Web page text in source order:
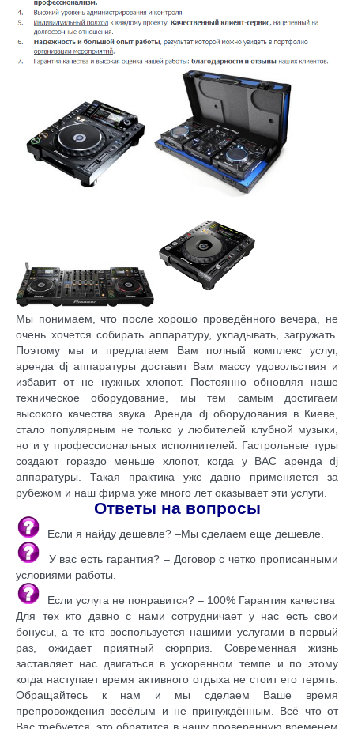
Мы понимаем, что после хорошо проведённого вечера, не
очень хочется собирать аппаратуру, укладывать, загружать.
Поэтому мы и предлагаем Вам полный комплекс услуг,
аренда dj аппаратуры доставит Вам массу удовольствия и
избавит от не нужных хлопот. Постоянно обновляя наше
техническое оборудование, мы тем самым достигаем
высокого качества звука. Аренда dj оборудования в Киеве,
стало популярным не только у любителей клубной музыки,
но и у профессиональных исполнителей. Гастрольные туры
создают гораздо меньше хлопот, когда у ВАС аренда dj
аппаратуры. Такая практика уже давно применяется за
рубежом и наш фирма уже много лет оказывает эти услуги.
Ответы на вопросы
Если я найду дешевле? –Мы сделаем еще дешевле.
У вас есть гарантия? – Договор с четко прописанными
условиями работы.
Если услуга не понравится? – 100% Гарантия качества
Для тех кто давно с нами сотрудничает у нас есть свои
бонусы, а те кто воспользуется нашими услугами в первый
раз, ожидает приятный сюрприз. Современная жизнь
заставляет нас двигаться в ускоренном темпе и по этому
когда наступает время активного отдыха не стоит его терять.
Обращайтесь к нам и мы сделаем Ваше время
препровождения весёлым и не принуждённым. Всё что от
Вас требуется, это обратится в нашу проверенную временем